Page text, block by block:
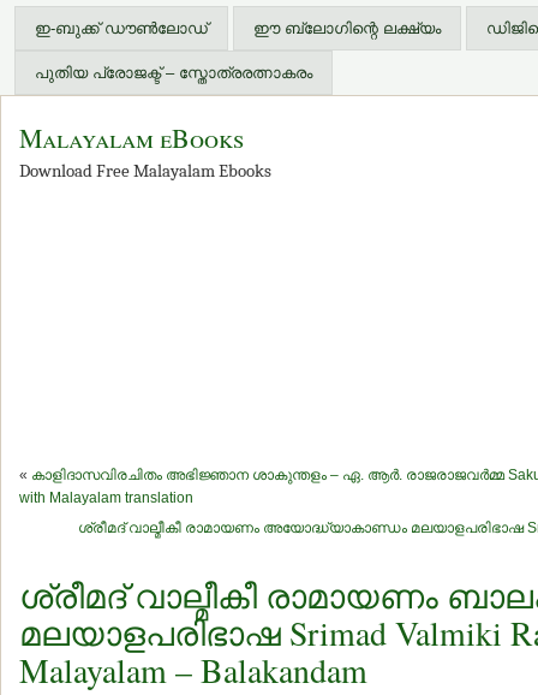
ഇ-ബുക്ക് ഡൗണ്‍ലോഡ് ഈ ബ്ലോഗിന്റെ ലക്ഷ്യം
പുതിയ പ്രോജക്ട് – സ്തോത്രരത്നാകരം
Malayalam eBooks
Download Free Malayalam Ebooks
« കാളിദാസവിരചിതം അഭിജ്ഞാന ശാകുന്തളം – ഏ. ആര്‍. രാജരാജവര്‍മ്മ
with Malayalam translation
ശ്രീമദ് വാല്മീകീ രാമായണം അയോദ്ധ്യാകാണ്ഡം മലയാളപരിഭാഷ
ശ്രീമദ് വാല്മീകീ രാമായണം
മലയാളപരിഭാഷ Srimad Valmiki
Malayalam – Balakandam